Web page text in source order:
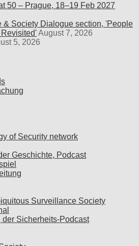
50 – Prague, 18–19 Feb 2027
& Society Dialogue section, 'People
August 7, 2026
5, 2026
of Security network
Geschichte, Podcast
Surveillance Society
der Sicherheits-Podcast